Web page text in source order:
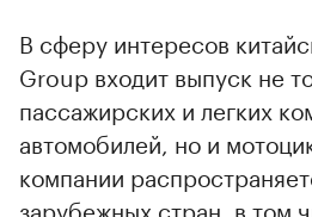
В сферу интересов
Group входит выпуск не
пассажирских и легких
автомобилей, но и
компании
зарубежных стран, в том